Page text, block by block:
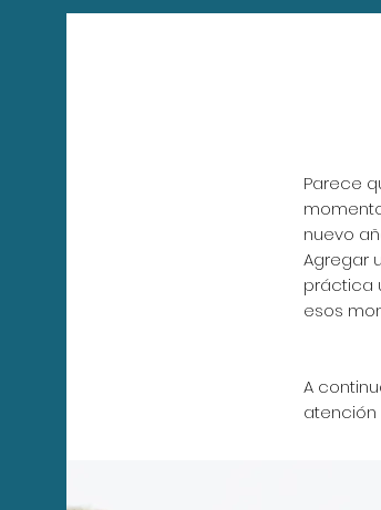
Parece
nuevo
Agregar
práctica
esos
A
atención